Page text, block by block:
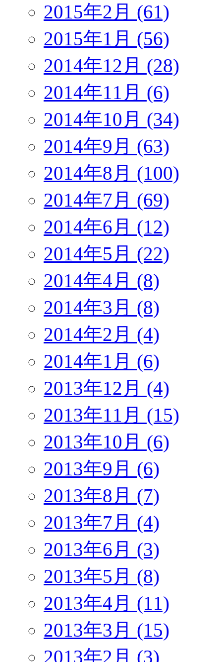
2015年2月 (61)
2015年1月 (56)
2014年12月 (28)
2014年11月 (6)
2014年10月 (34)
2014年9月 (63)
2014年8月 (100)
2014年7月 (69)
2014年6月 (12)
2014年5月 (22)
2014年4月 (8)
2014年3月 (8)
2014年2月 (4)
2014年1月 (6)
2013年12月 (4)
2013年11月 (15)
2013年10月 (6)
2013年9月 (6)
2013年8月 (7)
2013年7月 (4)
2013年6月 (3)
2013年5月 (8)
2013年4月 (11)
2013年3月 (15)
2013年2月 (3)